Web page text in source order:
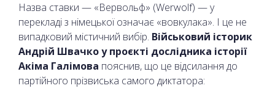
Назва ставки — «Вервольф» (Werwolf) — у
перекладі з німецької означає «вовкулака». І це не
випадковий містичний вибір. Військовий історик
Андрій Швачко у проєкті дослідника історії
Акіма Галімова пояснив, що це відсилання до
партійного прізвиська самого диктатора: